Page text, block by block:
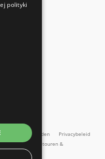
voorwaarden
Privacybeleid
Retouren &
polityki